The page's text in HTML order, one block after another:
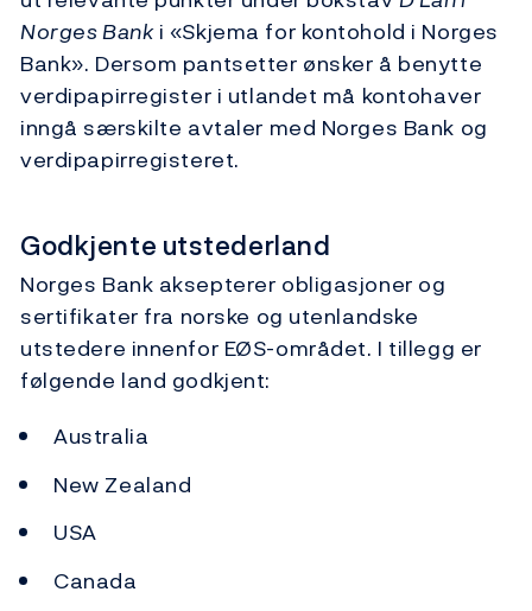
Norges Banki «Skjema for kontohold i Norges
Bank». Dersom pantsetter ønsker å benytte
verdipapirregister i utlandet må kontohaver
inngå særskilte avtaler med Norges Bank og
verdipapirregisteret.
Godkjente utstederland
Norges Bank aksepterer obligasjoner og
sertifikater fra norske og utenlandske
utstedere innenfor EØS-området. I tillegg er
følgende land godkjent:
Australia
New Zealand
USA
Canada